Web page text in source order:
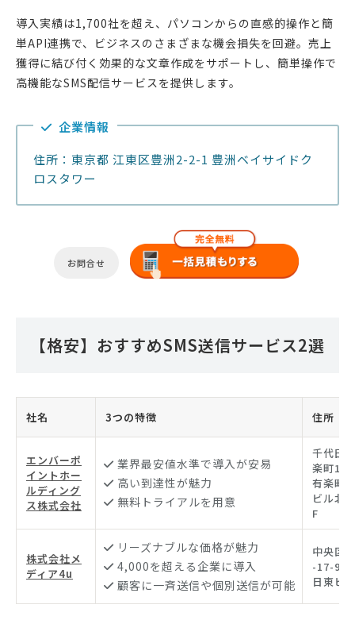
導入実績は1,700社を超え、パソコンからの直感的操作と簡
単API連携で、ビジネスのさまざまな機会損失を回避。売上
獲得に結び付く効果的な文章作成をサポートし、簡単操作で
高機能なSMS配信サービスを提供します。
企業情報
住所：東京都 江東区豊洲2-2-1 豊洲ベイサイドク
ロスタワー
お問合せ
【格安】おすすめSMS送信サービス2選
社名 3つの特徴 住所
エンバーポ
イントホー
ルディング
ス株式会社
業界最安値水準で導入が安易
高い到達性が魅力
無料トライアルを用意
千代田
楽町1-
有楽町
ビル北
F
株式会社メ
ディア4u
リーズナブルな価格が魅力
4,000を超える企業に導入
顧客に一斉送信や個別送信が可能
中央区
-17-9
日東ビ